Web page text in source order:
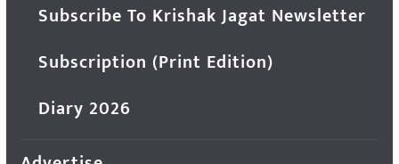
Subscribe To Krishak Jagat Newsletter
Subscription (Print Edition)
Diary 2026